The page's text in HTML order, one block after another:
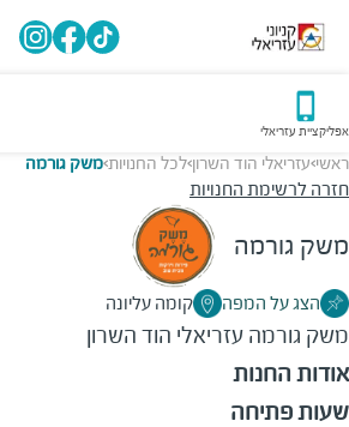
אפליקציית עזריאלי
ראשי>עזריאלי הוד השרון>לכל החנויות>משק גורמה
חזרה לרשימת החנויות
משק גורמה
הצג על המפה קומה עליונה
משק גורמה עזריאלי הוד השרון
אודות החנות
שעות פתיחה